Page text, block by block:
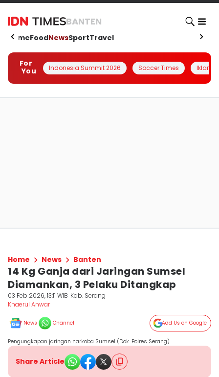
BANTEN
HomeFoodNewsSportTravel
For
You
Indonesia Summit 2026 Soccer Times Iklanin
Home News Banten
14 Kg Ganja dari Jaringan Sumsel
Diamankan, 3 Pelaku Ditangkap
03 Feb 2026, 13:11 WIB Kab. Serang
Khaerul Anwar
News Channel Add Us on Google
Pengungkapan jaringan narkoba Sumsel (Dok. Polres Serang)
Share Article